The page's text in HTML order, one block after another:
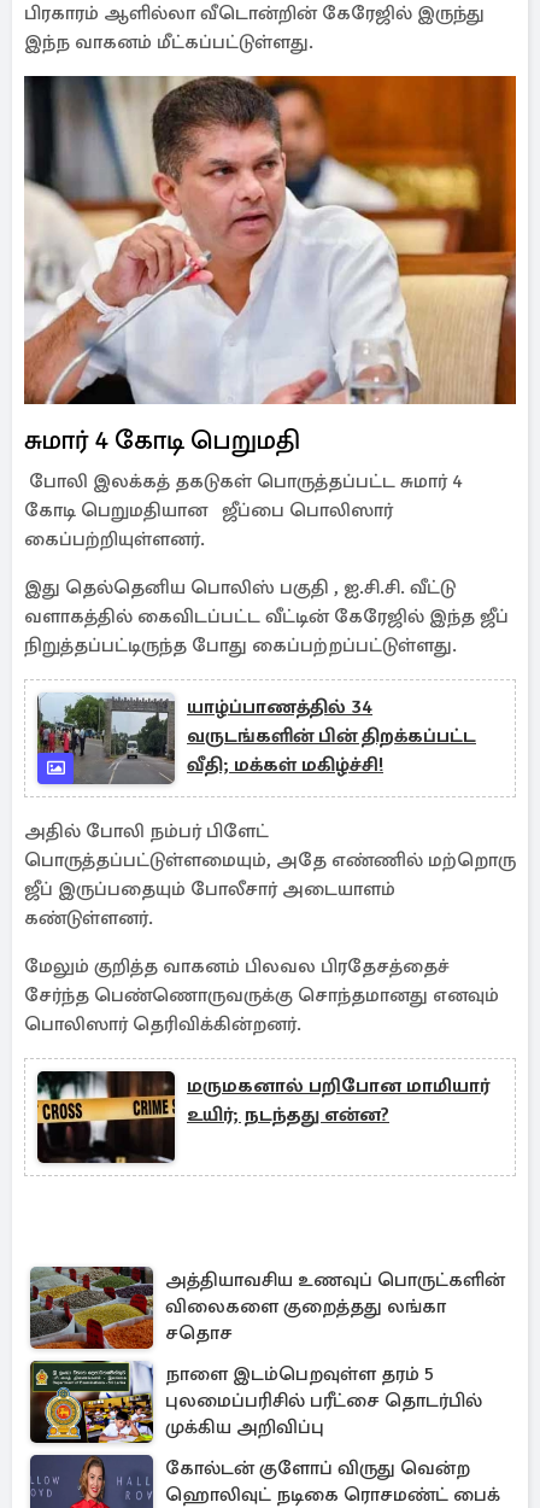
பிரகாரம் ஆளில்லா வீடொன்றின் கேரேஜில் இருந்து
இந்ந வாகனம் மீட்கப்பட்டுள்ளது.
சுமார் 4 கோடி பெறுமதி
போலி இலக்கத் தகடுகள் பொருத்தப்பட்ட சுமார் 4
கோடி பெறுமதியான ஜீப்பை பொலிஸார்
கைப்பற்றியுள்ளனர்.
இது தெல்தெனிய பொலிஸ் பகுதி , ஐ.சி.சி. வீட்டு
வளாகத்தில் கைவிடப்பட்ட வீட்டின் கேரேஜில் இந்த ஜீப்
நிறுத்தப்பட்டிருந்த போது கைப்பற்றப்பட்டுள்ளது.
யாழ்ப்பாணத்தில் 34
வருடங்களின் பின் திறக்கப்பட்ட
வீதி; மக்கள் மகிழ்ச்சி!
அதில் போலி நம்பர் பிளேட்
பொருத்தப்பட்டுள்ளமையும், அதே எண்ணில் மற்றொரு
ஜீப் இருப்பதையும் போலீசார் அடையாளம்
கண்டுள்ளனர்.
மேலும் குறித்த வாகனம் பிலவல பிரதேசத்தைச்
சேர்ந்த பெண்ணொருவருக்கு சொந்தமானது எனவும்
பொலிஸார் தெரிவிக்கின்றனர்.
மருமகனால் பறிபோன மாமியார்
உயிர்; நடந்தது என்ன?
அத்தியாவசிய உணவுப் பொருட்களின்
விலைகளை குறைத்தது லங்கா
சதொச
நாளை இடம்பெறவுள்ள தரம் 5
புலமைப்பரிசில் பரீட்சை தொடர்பில்
முக்கிய அறிவிப்பு
கோல்டன் குளோப் விருது வென்ற
ஹொலிவுட் நடிகை ரொசமண்ட் பைக்